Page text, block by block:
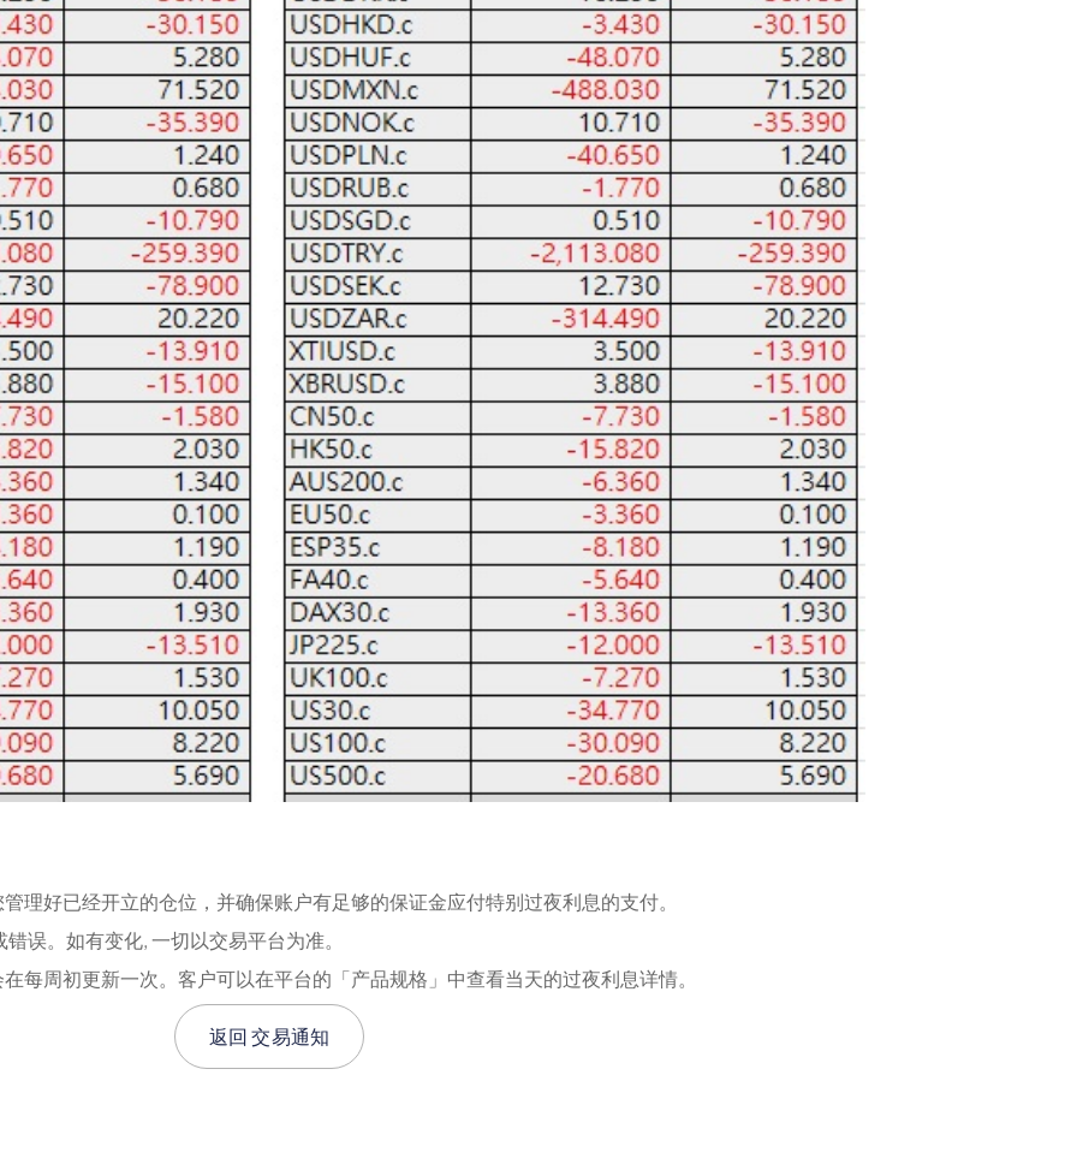
好已经开立的仓位，并确保账户有足够的保证金应付特别过夜利息的支付。
误。如有变化, 一切以交易平台为准。
每周初更新一次。客户可以在平台的「产品规格」中查看当天的过夜利息详情。
返回交易通知